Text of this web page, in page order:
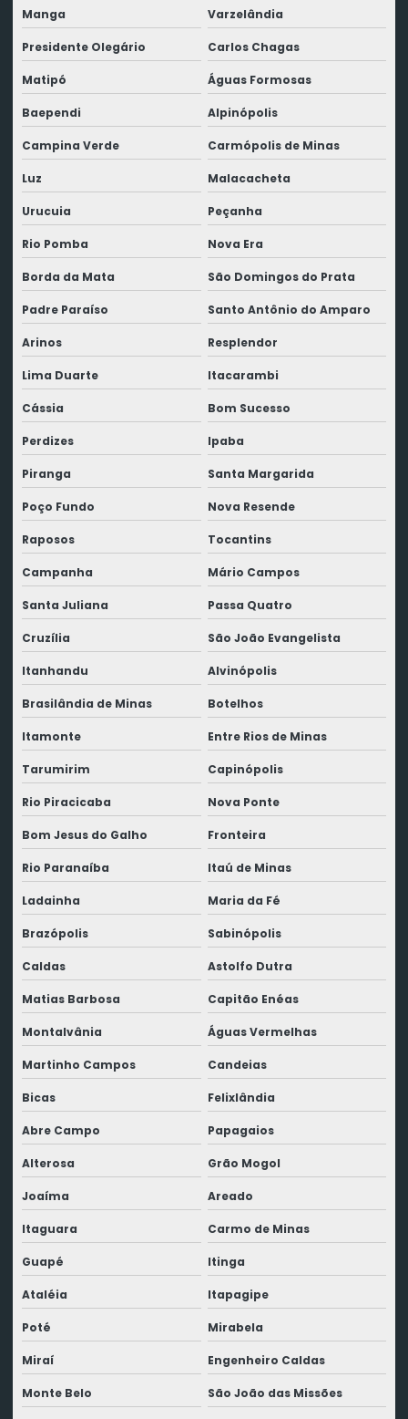
Manga Varzelândia
Presidente Olegário Carlos Chagas
Matipó Águas Formosas
Baependi Alpinópolis
Campina Verde Carmópolis de Minas
Luz Malacacheta
Urucuia Peçanha
Rio Pomba Nova Era
Borda da Mata São Domingos do Prata
Padre Paraíso Santo Antônio do Amparo
Arinos Resplendor
Lima Duarte Itacarambi
Cássia Bom Sucesso
Perdizes Ipaba
Piranga Santa Margarida
Poço Fundo Nova Resende
Raposos Tocantins
Campanha Mário Campos
Santa Juliana Passa Quatro
Cruzília São João Evangelista
Itanhandu Alvinópolis
Brasilândia de Minas Botelhos
Itamonte Entre Rios de Minas
Tarumirim Capinópolis
Rio Piracicaba Nova Ponte
Bom Jesus do Galho Fronteira
Rio Paranaíba Itaú de Minas
Ladainha Maria da Fé
Brazópolis Sabinópolis
Caldas Astolfo Dutra
Matias Barbosa Capitão Enéas
Montalvânia Águas Vermelhas
Martinho Campos Candeias
Bicas Felixlândia
Abre Campo Papagaios
Alterosa Grão Mogol
Joaíma Areado
Itaguara Carmo de Minas
Guapé Itinga
Ataléia Itapagipe
Poté Mirabela
Miraí Engenheiro Caldas
Monte Belo São João das Missões